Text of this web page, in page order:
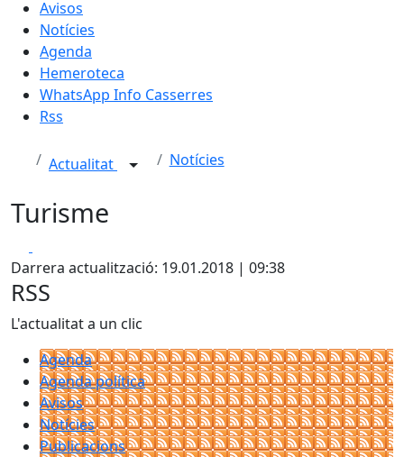
Avisos
Notícies
Agenda
Hemeroteca
WhatsApp Info Casserres
Rss
Actualitat Notícies
Turisme
Darrera actualització: 19.01.2018 | 09:38
RSS
L'actualitat a un clic
Agenda
Agenda política
Avisos
Notícies
Publicacions